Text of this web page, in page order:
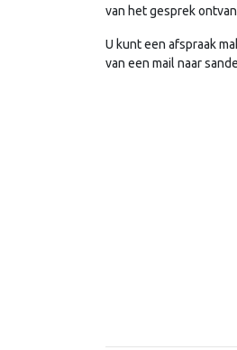
van het gesprek
U kunt een afspraak
van een mail naar